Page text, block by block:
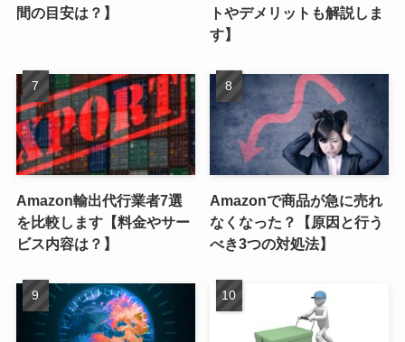
間の目安は？】
トやデメリットも解説しま
す】
Amazon輸出代行業者7選
を比較します【料金やサー
ビス内容は？】
Amazonで商品が急に売れ
なくなった？【原因と行う
べき3つの対処法】